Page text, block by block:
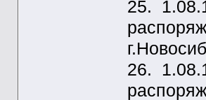
25.
26.